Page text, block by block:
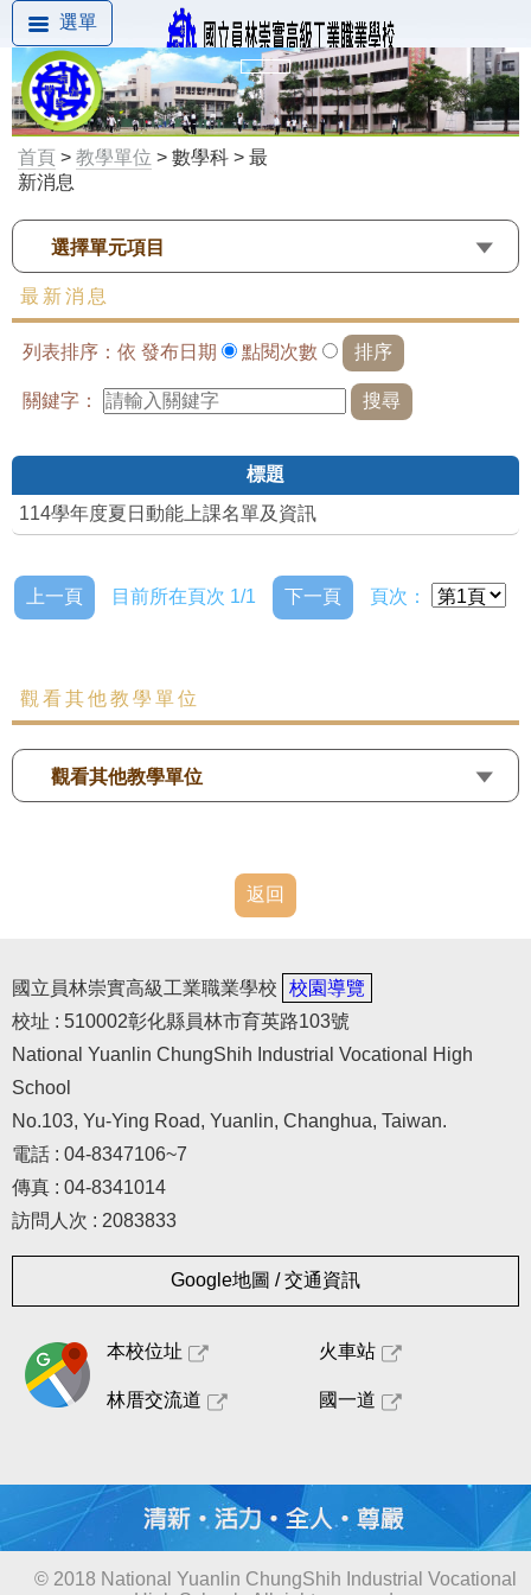
選單
首頁 > 教學單位 > 數學科 > 最
新消息
選擇單元項目
最新消息
列表排序：依 發布日期 點閱次數
關鍵字：
標題
114學年度夏日動能上課名單及資訊
上一頁 目前所在頁次 1/1 下一頁 頁次：
觀看其他教學單位
觀看其他教學單位
返回
國立員林崇實高級工業職業學校
校園導覽
校址 : 510002彰化縣員林市育英路103號
National Yuanlin ChungShih Industrial Vocational High
School
No.103, Yu-Ying Road, Yuanlin, Changhua, Taiwan.
電話 : 04-8347106~7
傳真 : 04-8341014
訪問人次 : 2083833
Google地圖 / 交通資訊
本校位址 火車站
林厝交流道 國一道
© 2018 National Yuanlin ChungShih Industrial Vocational